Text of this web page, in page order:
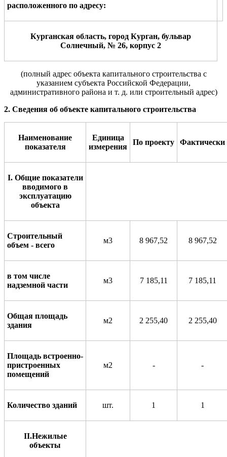
расположенного по адресу:
Курганская область, город Курган, бульвар
Солнечный, № 26, корпус 2
(полный адрес объекта капитального строительства с
указанием субъекта Российской Федерации,
административного района и т. д. или строительный адрес)
2. Сведения об объекте капитального строительства
Наименование
показателя
Единица
измерения
По проекту Фактически
I. Общие показатели
вводимого в
эксплуатацию
объекта
Строительный
объем - всего
м3 8 967,52 8 967,52
в том числе
надземной части
м3 7 185,11 7 185,11
Общая площадь
здания
м2 2 255,40 2 255,40
Площадь встроенно-
пристроенных
помещений
м2 - -
Количество зданий шт. 1 1
II.Нежилые
объекты